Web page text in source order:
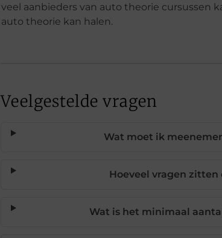
veel aanbieders van auto theorie cursussen
auto theorie kan halen.
Veelgestelde vragen
Wat moet ik
Hoeveel vragen
Wat is het minimaal